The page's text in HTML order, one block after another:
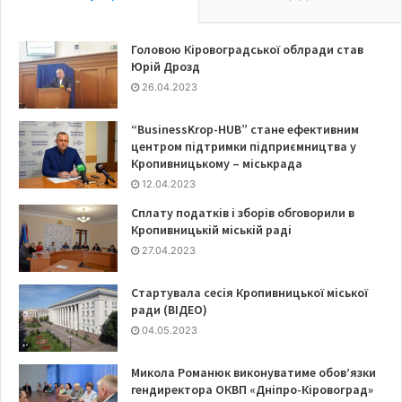
випадку не створить.
Що буде з цінами на бензин
та дизпаливо
Подальша цінова динаміка на бензин і дизпаливо
головним чином залежатиме від європейського ринку
та коливань нафтових котирувань. Але найближчі два
місяці ситуація залишиться доволі прогнозованою, і
можна з упевненістю говорити про подальше
подешевшання пального.
Головою Кіровоградської облради став
Юрій Дрозд
26.04.2023
“BusinessKrop-HUB” стане ефективним
центром підтримки підприємництва у
Кропивницькому – міськрада
12.04.2023
Сплату податків і зборів обговорили в
Кропивницькій міській раді
27.04.2023
Стартувала сесія Кропивницької міської
ради (ВІДЕО)
04.05.2023
Микола Романюк виконуватиме обов’язки
гендиректора ОКВП «Дніпро-Кіровоград»